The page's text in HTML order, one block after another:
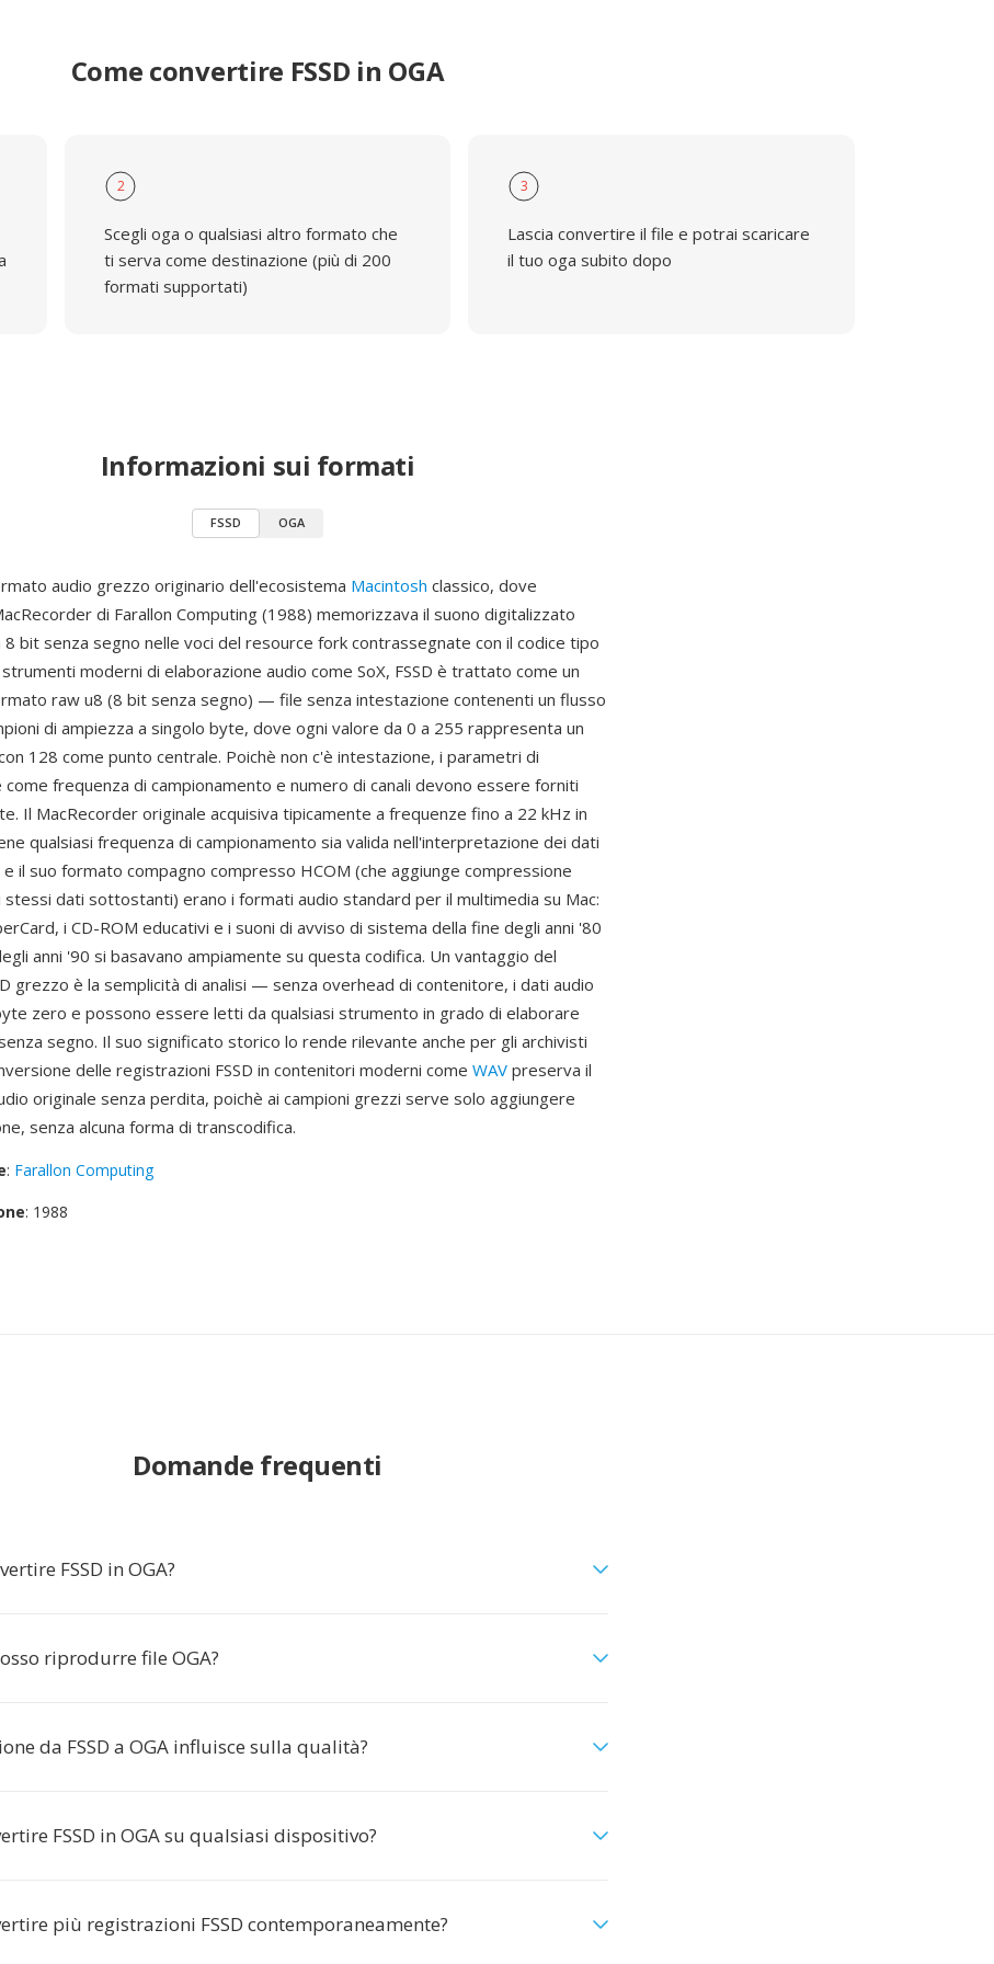
Come convertire FSSD in OGA
2
Scegli oga o qualsiasi altro formato che
ti serva come destinazione (più di 200
formati supportati)
3
Lascia convertire il file e potrai scaricare
il tuo oga subito dopo
Informazioni sui formati
FSSD OGA
audio grezzo originario dell'ecosistema Macintosh classico, dove
di Farallon Computing (1988) memorizzava il suono digitalizzato
8 bit senza segno nelle voci del resource fork contrassegnate con il codice tipo
strumenti moderni di elaborazione audio come SoX, FSSD è trattato come un
raw u8 (8 bit senza segno) — file senza intestazione contenenti un flusso
di ampiezza a singolo byte, dove ogni valore da 0 a 255 rappresenta un
128 come punto centrale. Poichè non c'è intestazione, i parametri di
frequenza di campionamento e numero di canali devono essere forniti
Il MacRecorder originale acquisiva tipicamente a frequenze fino a 22 kHz in
qualsiasi frequenza di campionamento sia valida nell'interpretazione dei dati
e il suo formato compagno compresso HCOM (che aggiunge compressione
stessi dati sottostanti) erano i formati audio standard per il multimedia su Mac:
i CD-ROM educativi e i suoni di avviso di sistema della fine degli anni '80
anni '90 si basavano ampiamente su questa codifica. Un vantaggio del
grezzo è la semplicità di analisi — senza overhead di contenitore, i dati audio
zero e possono essere letti da qualsiasi strumento in grado di elaborare
segno. Il suo significato storico lo rende rilevante anche per gli archivisti
delle registrazioni FSSD in contenitori moderni come WAV preserva il
originale senza perdita, poichè ai campioni grezzi serve solo aggiungere
senza alcuna forma di transcodifica.
: Farallon Computing
: 1988
Domande frequenti
FSSD in OGA?
riprodurre file OGA?
da FSSD a OGA influisce sulla qualità?
FSSD in OGA su qualsiasi dispositivo?
più registrazioni FSSD contemporaneamente?